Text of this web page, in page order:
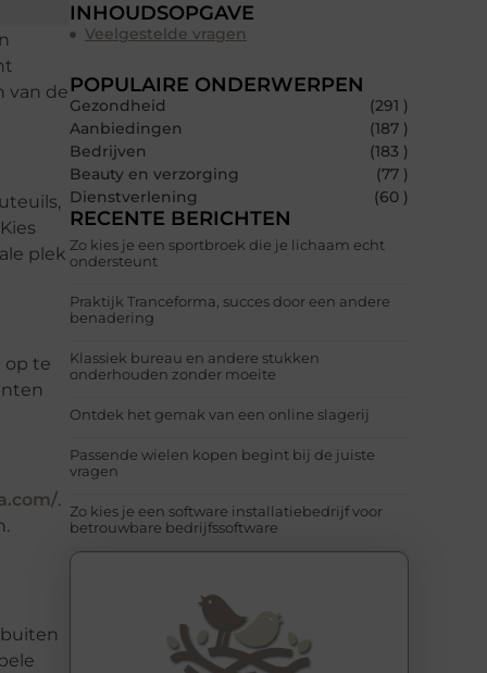
van de
plek
op te
.
INHOUDSOPGAVE
Veelgestelde vragen
POPULAIRE ONDERWERPEN
Gezondheid
(291 )
Aanbiedingen
(187 )
Bedrijven
(183 )
Beauty en verzorging
(77 )
Dienstverlening
(60 )
RECENTE BERICHTEN
Zo kies je een sportbroek die je lichaam echt
ondersteunt
Praktijk Tranceforma, succes door een andere
benadering
Klassiek bureau en andere stukken
onderhouden zonder moeite
Ontdek het gemak van een online slagerij
Passende wielen kopen begint bij de juiste
vragen
Zo kies je een software installatiebedrijf voor
betrouwbare bedrijfssoftware